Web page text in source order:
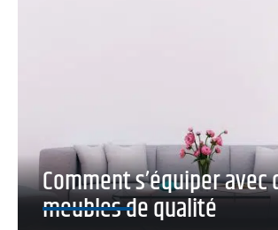
Comment s’équiper avec
meubles de qualité